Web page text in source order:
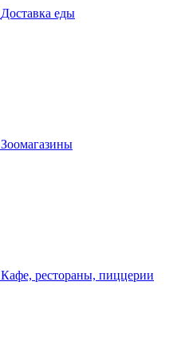
Доставка еды
Зоомагазины
Кафе, рестораны, пиццерии